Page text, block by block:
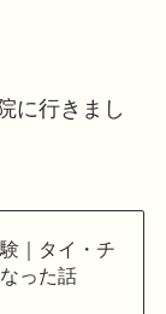
に行きまし
｜タイ・チ
った話